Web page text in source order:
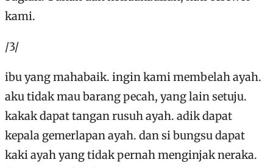
kami.
/3/
ibu yang mahabaik. ingin kami membelah ayah.
aku tidak mau barang pecah, yang lain setuju.
kakak dapat tangan rusuh ayah. adik dapat
kepala gemerlapan ayah. dan si bungsu dapat
kaki ayah yang tidak pernah menginjak neraka.